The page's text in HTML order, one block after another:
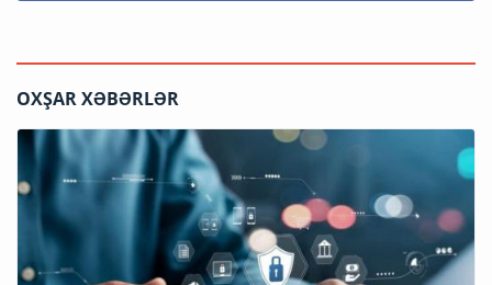
OXŞAR XƏBƏRLƏR